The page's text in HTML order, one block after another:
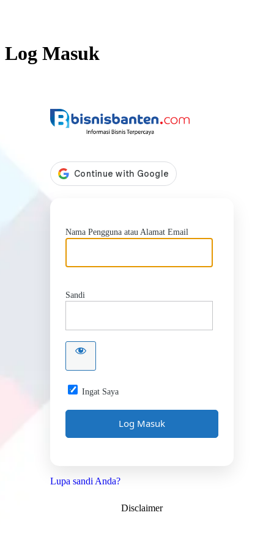
Log Masuk
Nama Pengguna atau Alamat Email
Sandi
Ingat Saya
Lupa sandi Anda?
Disclaimer